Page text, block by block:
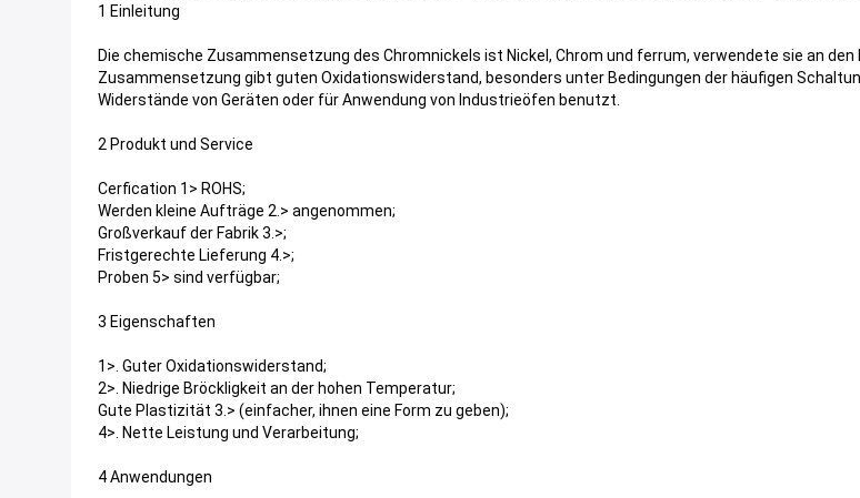
1 Einleitung
Die chemische Zusammensetzung des Chromnickels ist Nickel, Chrom und ferrum, verwendete sie an
Zusammensetzung gibt guten Oxidationswiderstand, besonders unter Bedingungen der häufigen
Widerstände von Geräten oder für Anwendung von Industrieöfen benutzt.
2 Produkt und Service
Cerfication 1> ROHS;
Werden kleine Aufträge 2.> angenommen;
Großverkauf der Fabrik 3.>;
Fristgerechte Lieferung 4.>;
Proben 5> sind verfügbar;
3 Eigenschaften
1>. Guter Oxidationswiderstand;
2>. Niedrige Bröckligkeit an der hohen Temperatur;
Gute Plastizität 3.> (einfacher, ihnen eine Form zu geben);
4>. Nette Leistung und Verarbeitung;
4 Anwendungen